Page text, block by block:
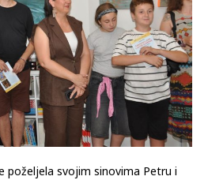
poželjela svojim sinovima Petru i